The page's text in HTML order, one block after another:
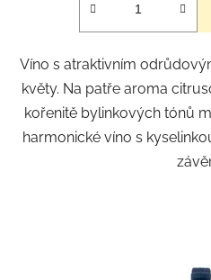
Víno s atraktivním
květy. Na patře aroma
kořenitě bylinkových tónů
harmonické víno s